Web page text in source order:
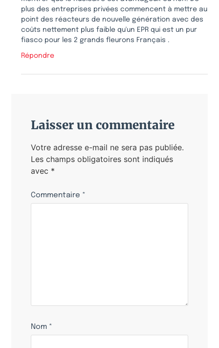
plus des entreprises privées commencent à mettre au
point des réacteurs de nouvelle génération avec des
coûts nettement plus faible qu'un EPR qui est un pur
fiasco pour les 2 grands fleurons Français .
Répondre
Laisser un commentaire
Votre adresse e-mail ne sera pas publiée.
Les champs obligatoires sont indiqués
avec *
Commentaire *
Nom *